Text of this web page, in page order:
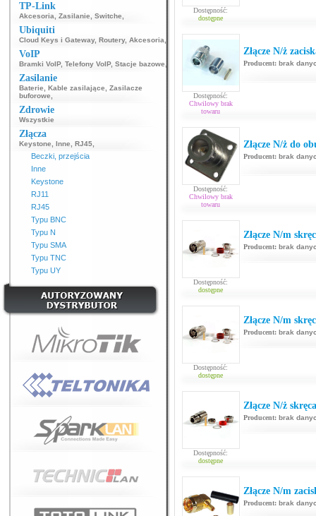
TP-Link
Akcesoria Zasilanie Switche
Ubiquiti
Cloud Keys i Gateway, Routery, Akcesoria
VoIP
Bramki VoIP, Telefony VoIP, Stacje bazowe
Zasilanie
Baterie Kable zasilające
Zasilacze
buforowe
Zdrowie
Wszystkie
Złącza
Keystone Inne RJ45
Beczki, przejścia
Inne
Keystone
RJ11
RJ45
Typu BNC
Typu N
Typu SMA
Typu TNC
Typu UY
Dostępność:
dostępne
Dostępność:
Chwilowy brak
towaru
Złącze N/ż
Producent: brak
Dostępność:
Chwilowy brak
towaru
Złącze N/ż do
Producent: brak
Dostępność:
dostępne
Złącze N/m
Producent: brak
Dostępność:
dostępne
Złącze N/m
Producent: brak
Dostępność:
dostępne
Złącze N/ż
Producent: brak
Złącze N/m
Producent: brak